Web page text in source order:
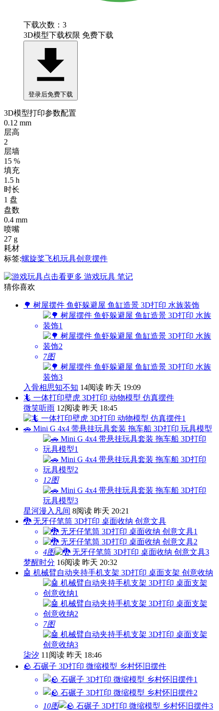
下载次数：3
3D模型下载权限 免费下载
登录后免费下载
3D模型打印参数配置
0.12 mm
层高
2
层墙
15 %
填充
1.5 h
时长
1 盘
盘数
0.4 mm
喷嘴
27 g
耗材
标签:螺旋桨飞机玩具创意摆件
点击看更多 游戏玩具 笔记
猜你喜欢
🌳 树屋摆件 鱼虾躲避屋 鱼缸造景 3D打印 水族装饰
7图
入骨相思知不知 14阅读 昨天 19:09
🦎 一体打印壁虎 3D打印 动物模型 仿真摆件
微笑听雨 12阅读 昨天 18:45
🚗 Mini G 4x4 带悬挂玩具套装 拖车船 3D打印 玩具模型
12图
星河漫入凡间 8阅读 昨天 20:21
🐉 无牙仔笔筒 3D打印 桌面收纳 创意文具
4图
梦醒时分 16阅读 昨天 20:32
🤖 机械臂自动夹持手机支架 3D打印 桌面支架 创意收纳
7图
柒汐 11阅读 昨天 18:46
🪨 石碾子 3D打印 微缩模型 乡村怀旧摆件
10图